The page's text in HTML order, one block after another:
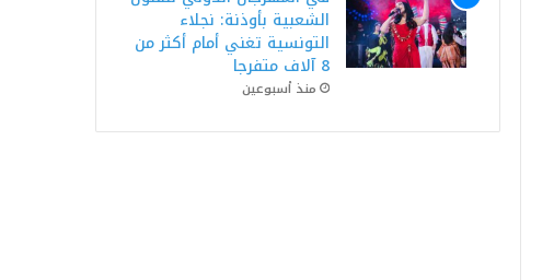
الشعبية بأوذنة: نجلاء
التونسية تغني أمام أكثر من
8 آلاف متفرجا
منذ أسبوعين